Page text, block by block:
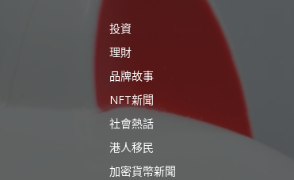
投資
理財
品牌故事
NFT新聞
社會熱話
港人移民
加密貨幣新聞